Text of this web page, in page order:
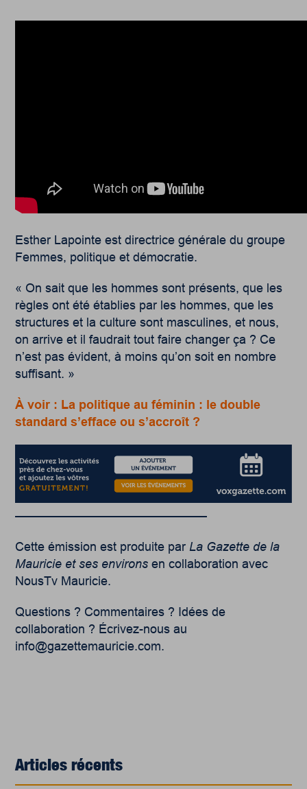
Esther Lapointe est directrice générale du groupe
Femmes, politique et démocratie.
« On sait que les hommes sont présents, que les
règles ont été établies par les hommes, que les
structures et la culture sont masculines, et nous,
on arrive et il faudrait tout faire changer ça ? Ce
n’est pas évident, à moins qu’on soit en nombre
suffisant. »
À voir : La politique au féminin : le double
standard s’efface ou s’accroît ?
———————————————–
Cette émission est produite parLa Gazette de la
Mauricie et ses environs en collaboration avec
NousTv Mauricie.
Questions ? Commentaires ? Idées de
collaboration ? Écrivez-nous au
info@gazettemauricie.com.
Articles récents